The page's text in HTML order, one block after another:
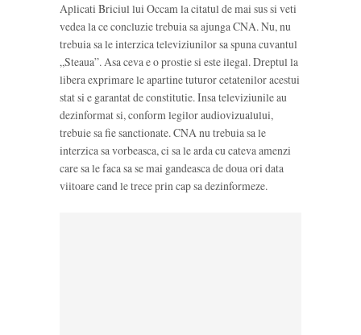
Aplicati Briciul lui Occam la citatul de mai sus si veti
vedea la ce concluzie trebuia sa ajunga CNA. Nu, nu
trebuia sa le interzica televiziunilor sa spuna cuvantul
„Steaua”. Asa ceva e o prostie si este ilegal. Dreptul la
libera exprimare le apartine tuturor cetatenilor acestui
stat si e garantat de constitutie. Insa televiziunile au
dezinformat si, conform legilor audiovizualului,
trebuie sa fie sanctionate. CNA nu trebuia sa le
interzica sa vorbeasca, ci sa le arda cu cateva amenzi
care sa le faca sa se mai gandeasca de doua ori data
viitoare cand le trece prin cap sa dezinformeze.